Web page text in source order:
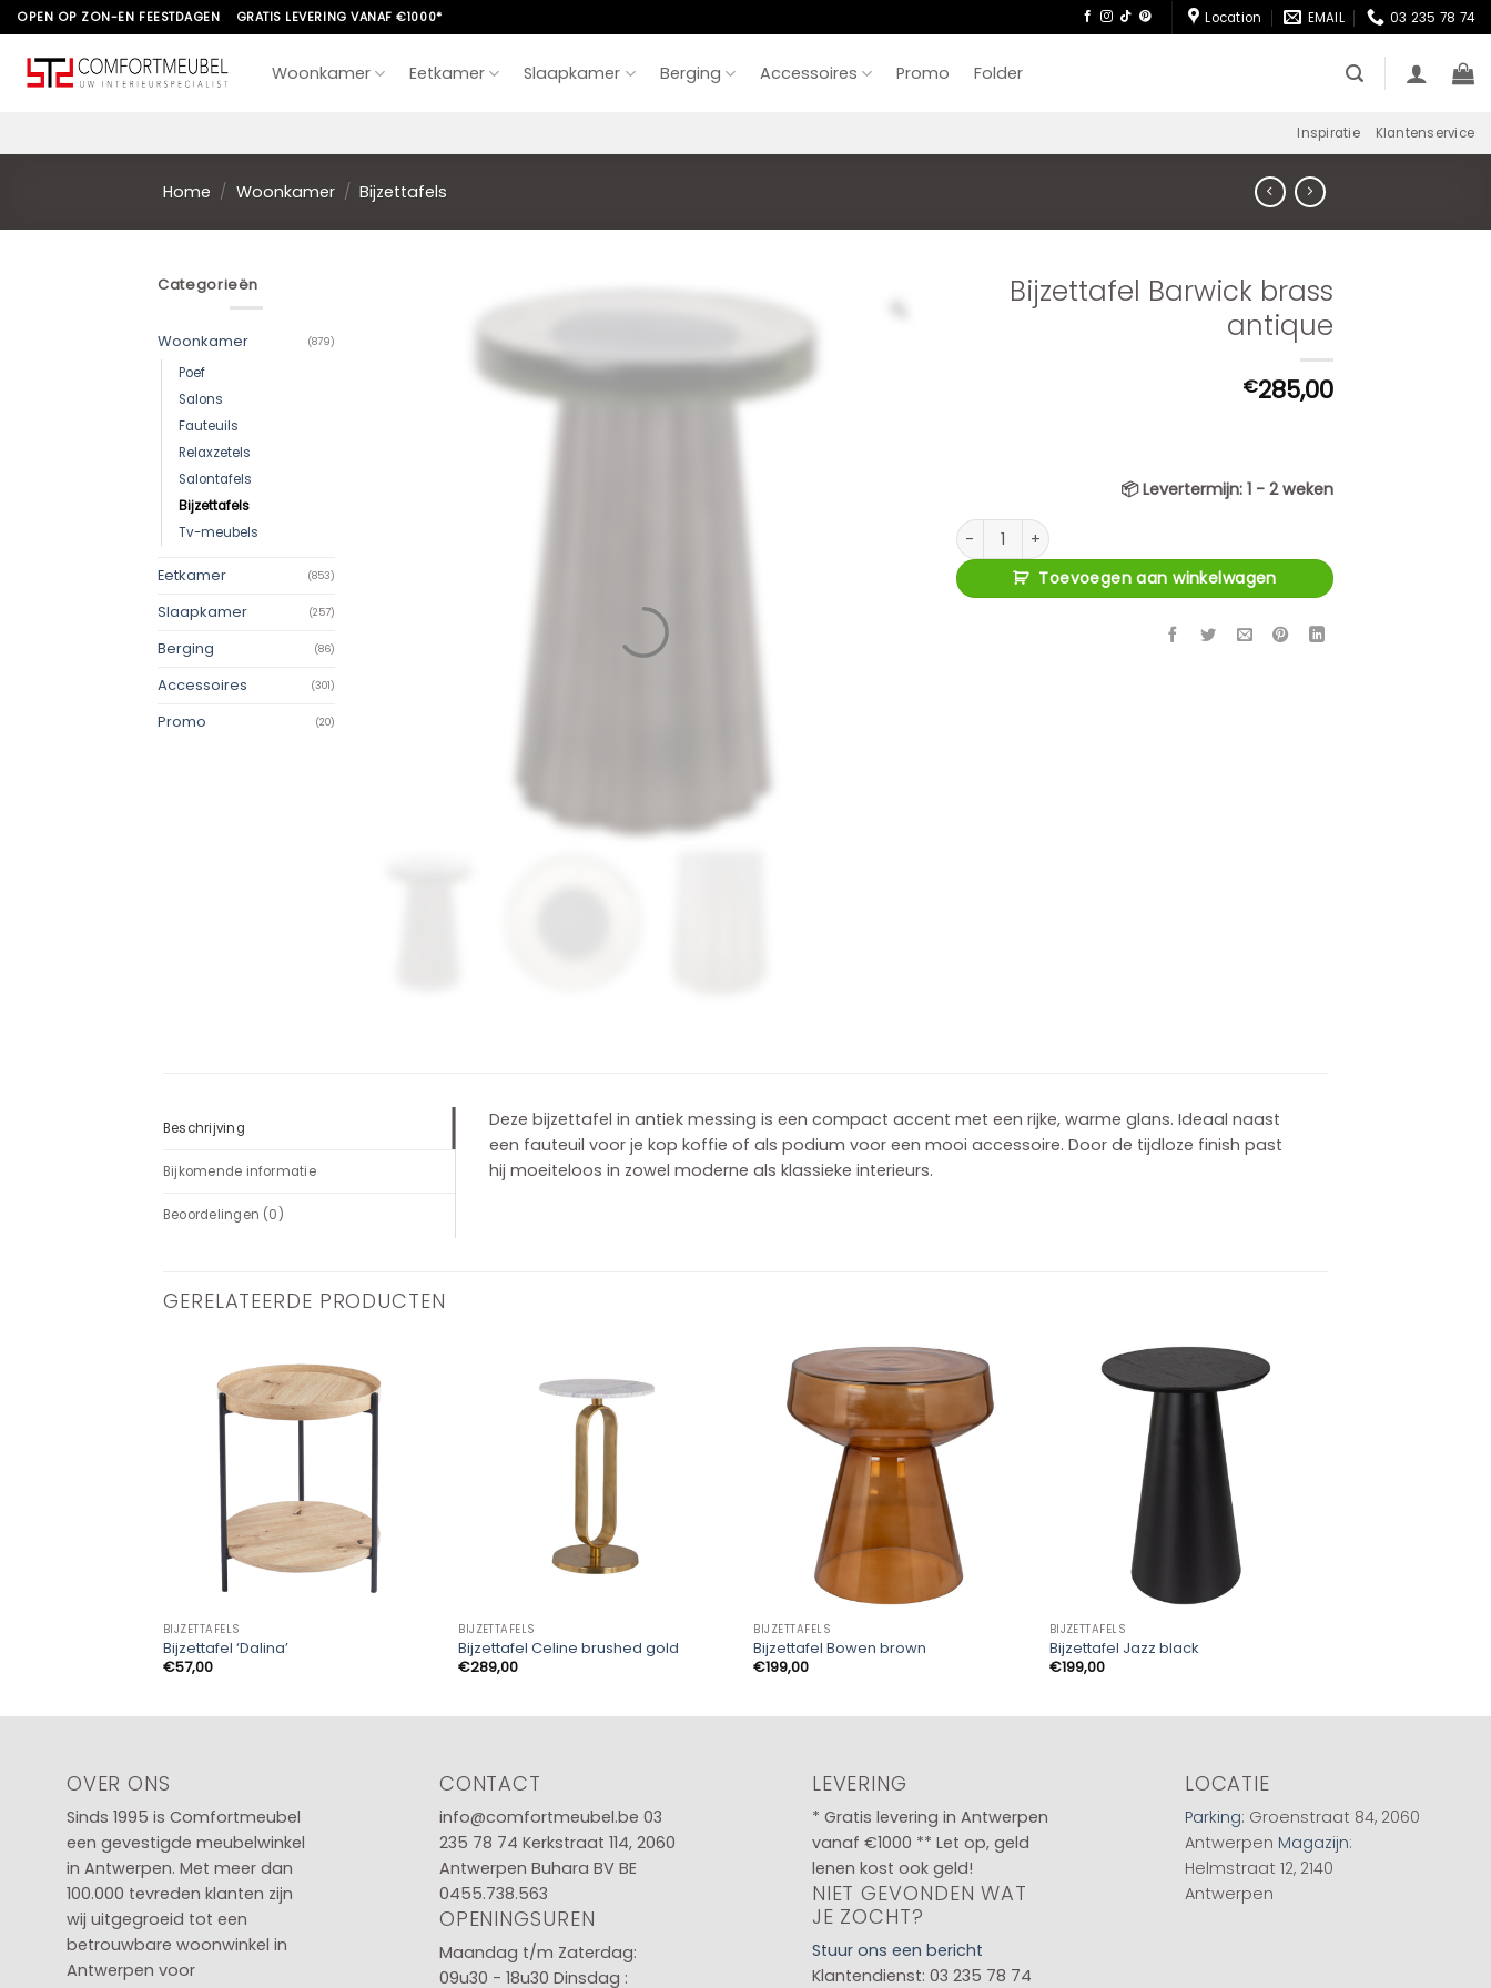
Skip
to
content
OPEN OP ZON-EN FEESTDAGEN GRATIS LEVERING VANAF €1000* Location EMAIL 03 235 78 74
Woonkamer Eetkamer Slaapkamer Berging Accessoires Promo Folder
Inspiratie Klantenservice
Home / Woonkamer / Bijzettafels
Categorieën
Woonkamer (879)
Poef
Salons
Fauteuils
Relaxzetels
Salontafels
Bijzettafels
Tv-meubels
Eetkamer (853)
Slaapkamer (257)
Berging (86)
Accessoires (301)
Promo (20)
Bijzettafel Barwick brass
antique
€285,00
📦Levertermijn: 1 - 2 weken
Bijzettafel Barwick brass antique aantal
Toevoegen aan winkelwagen
Beschrijving
Bijkomende informatie
Beoordelingen (0)
Deze bijzettafel in antiek messing is een compact accent met een rijke, warme glans. Ideaal naast
een fauteuil voor je kop koffie of als podium voor een mooi accessoire. Door de tijdloze finish past
hij moeiteloos in zowel moderne als klassieke interieurs.
GERELATEERDE PRODUCTEN
BIJZETTAFELS
Bijzettafel ‘Dalina’
€57,00
BIJZETTAFELS
Bijzettafel Celine brushed gold
€289,00
BIJZETTAFELS
Bijzettafel Bowen brown
€199,00
BIJZETTAFELS
Bijzettafel Jazz black
€199,00
OVER ONS
Sinds 1995 is Comfortmeubel
een gevestigde meubelwinkel
in Antwerpen. Met meer dan
100.000 tevreden klanten zijn
wij uitgegroeid tot een
betrouwbare woonwinkel in
Antwerpen voor
CONTACT
info@comfortmeubel.be 03
235 78 74 Kerkstraat 114, 2060
Antwerpen Buhara BV BE
0455.738.563
OPENINGSUREN
Maandag t/m Zaterdag:
09u30 - 18u30 Dinsdag :
LEVERING
* Gratis levering in Antwerpen
vanaf €1000 ** Let op, geld
lenen kost ook geld!
NIET GEVONDEN WAT
JE ZOCHT?
Stuur ons een bericht
Klantendienst: 03 235 78 74
LOCATIE
Parking: Groenstraat 84, 2060
Antwerpen Magazijn:
Helmstraat 12, 2140
Antwerpen